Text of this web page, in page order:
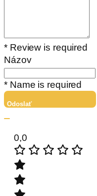
* Review is required
Názov
* Name is required
Odoslať
0,0